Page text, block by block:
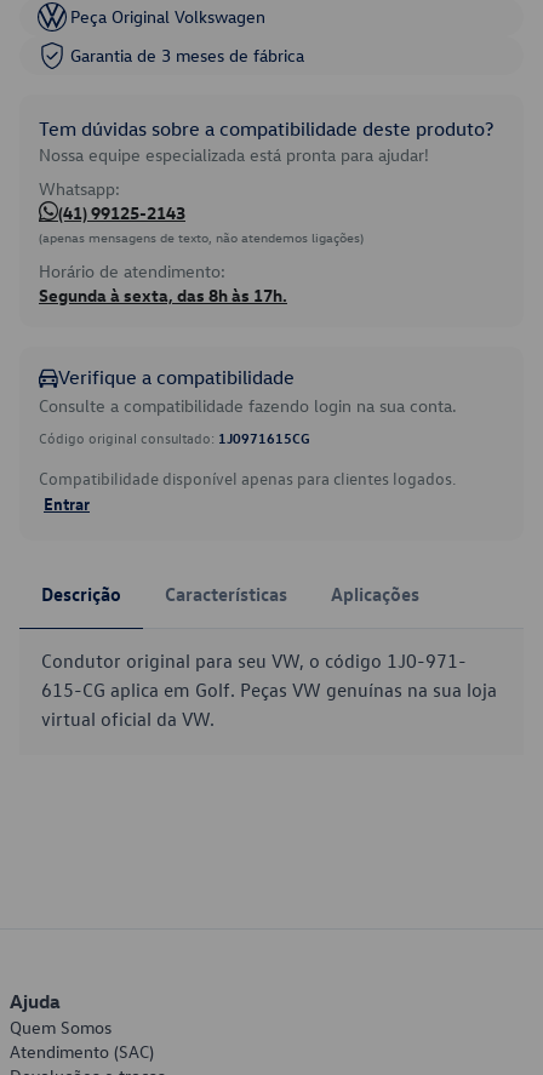
Peça Original Volkswagen
Garantia de 3 meses de fábrica
Tem dúvidas sobre a compatibilidade deste produto?
Nossa equipe especializada está pronta para ajudar!
Whatsapp:
(41) 99125-2143
(apenas mensagens de texto, não atendemos ligações)
Horário de atendimento:
Segunda à sexta, das 8h às 17h.
Verifique a compatibilidade
Consulte a compatibilidade fazendo login na sua conta.
Código original consultado: 1J0971615CG
Compatibilidade disponível apenas para clientes logados.
Entrar
Descrição Características Aplicações
Condutor original para seu VW, o código 1J0-971-
615-CG aplica em Golf. Peças VW genuínas na sua loja
virtual oficial da VW.
Ajuda
Quem Somos
Atendimento (SAC)